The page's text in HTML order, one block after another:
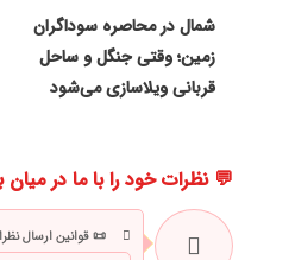
شمال در محاصره سوداگران
زمین؛ وقتی جنگل و ساحل
قربانی ویلاسازی می‌شود
💬 نظرات خود را با ما در میان
📜 قوانین ارسال